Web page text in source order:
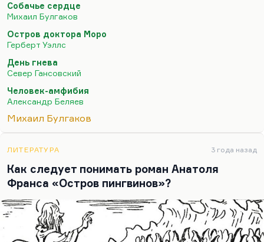
очень сложное отношение. Преображенский —
очень старая священническая фамилия. Это, в
общем, понимаете, история о Фаусте-
Борментале, который пытается с помощью
алхимии сделать гомункулуса, сделать зверя
человеком. А Преображенский ему в этом как бы
помогает, Борменталь ассистирует, и они вместе
создают этого гомункулуса. А потом оказывается,
что их способностей недостаточно. Это
Собачье сердце
Михаил Булгаков
Остров доктора Моро
Герберт Уэллс
День гнева
Север Гансовский
Человек-амфибия
Александр Беляев
Михаил Булгаков
ЛИТЕРАТУРА 3 года назад
Как следует понимать роман Анатоля
Франса «Остров пингвинов»?